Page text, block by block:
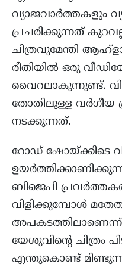
വ്യാജവാർത്തകളും
പ്രചരിക്കുന്നത്
ചിത്രവുമേന്തി
രീതിയിൽ ഒരു
വൈറലാകുന്നുണ്ട്.
തോതിലുള്ള വർഗീയ
നടക്കുന്നത്.
റോഡ് ഷോയ്ക്കിടെ
ബിജെപി
വിളിക്കുമ്പോൾ
യേശുവിന്റെ ചിത്രം
എന്തുകൊണ്ട്